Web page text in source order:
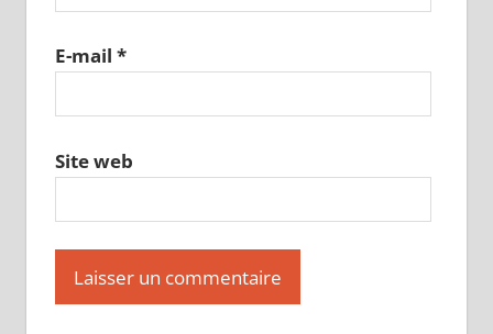
E-mail *
Site web